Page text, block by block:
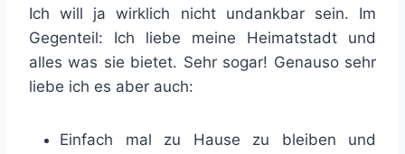
Ich will ja wirklich nicht undankbar sein. Im
Gegenteil: Ich liebe meine Heimatstadt und
alles was sie bietet. Sehr sogar! Genauso sehr
liebe ich es aber auch:
Einfach mal zu Hause zu bleiben und